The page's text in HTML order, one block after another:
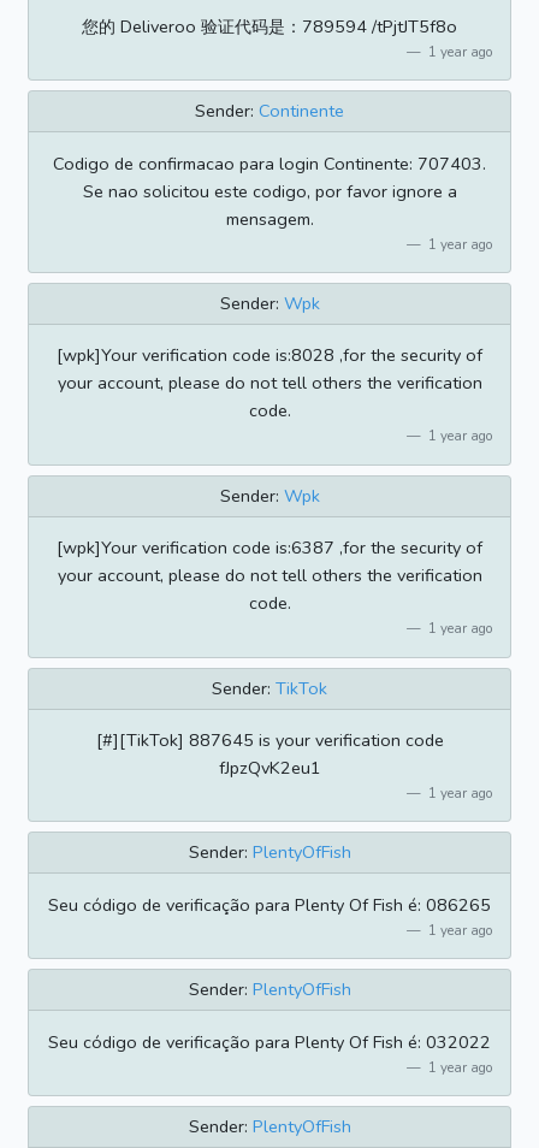
您的 Deliveroo 验证代码是：789594 /tPjtJT5f8o
1 year ago
Sender: Continente
Codigo de confirmacao para login Continente: 707403.
Se nao solicitou este codigo, por favor ignore a
mensagem.
1 year ago
Sender: Wpk
[wpk]Your verification code is:8028 ,for the security of
your account, please do not tell others the verification
code.
1 year ago
Sender: Wpk
[wpk]Your verification code is:6387 ,for the security of
your account, please do not tell others the verification
code.
1 year ago
Sender: TikTok
[#][TikTok] 887645 is your verification code
fJpzQvK2eu1
1 year ago
Sender: PlentyOfFish
Seu código de verificação para Plenty Of Fish é: 086265
1 year ago
Sender: PlentyOfFish
Seu código de verificação para Plenty Of Fish é: 032022
1 year ago
Sender: PlentyOfFish